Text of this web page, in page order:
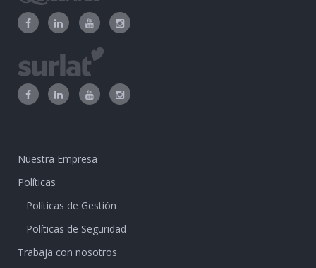
Nuestra Empresa
Políticas
Políticas de Gestión
Políticas de Seguridad
Trabaja con nosotros